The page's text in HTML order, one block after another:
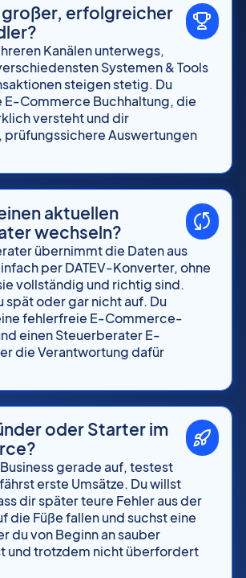
großer, erfolgreicher
Kanälen unterwegs,
Systemen & Tools
steigen stetig. Du
E-Commerce Buchhaltung, die
versteht und dir
Auswertungen
aktuellen
wechseln?
übernimmt die Daten aus
per DATEV-Konverter, ohne
vollständig und richtig sind.
spät oder gar nicht auf. Du
fehlerfreie E-Commerce-
einen Steuerberater E-
die Verantwortung dafür
oder Starter im
gerade auf, testest
erste Umsätze. Du willst
dir später teure Fehler aus der
die Füße fallen und suchst eine
du von Beginn an sauber
und trotzdem nicht überfordert